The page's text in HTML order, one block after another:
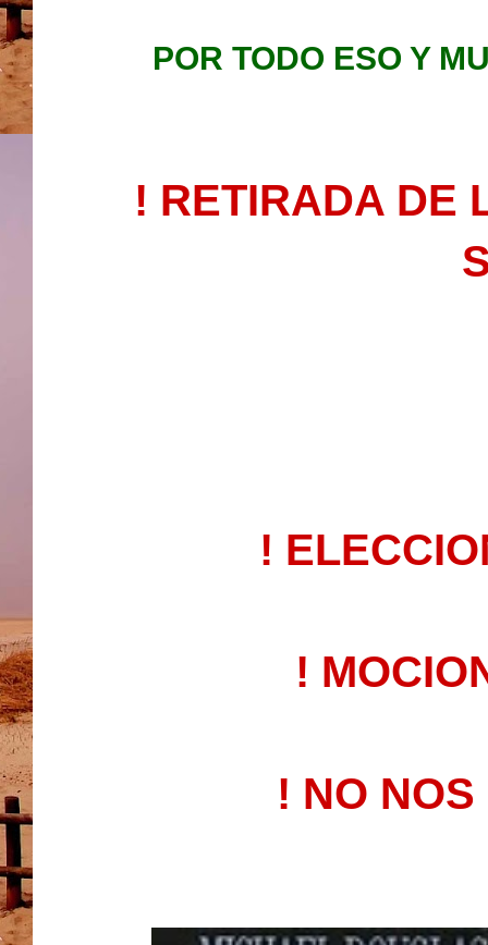
POR TODO ESO Y
! RETIRADA DE
!
!
! NO